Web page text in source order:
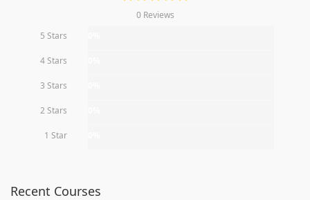
0 Reviews
5 Stars
4 Stars
3 Stars
2 Stars
1 Star
Recent Courses